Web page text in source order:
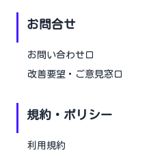
お問合せ
お問い合わせ口
改善要望・ご意見窓口
規約・ポリシー
利用規約